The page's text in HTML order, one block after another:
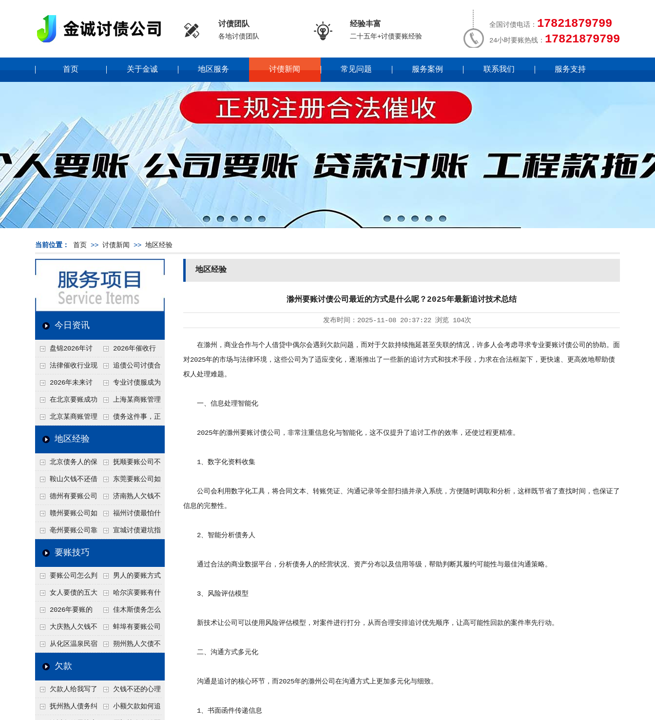
 讨债团队
各地讨债团队  经验丰富
二十五年+讨债要账经验
全国讨债电话： 17821879799
24小时要账热线： 17821879799
首页 关于金诚 地区服务 讨债新闻 常见问题 服务案例 联系我们 服务支持
当前位置： 首页 >> 讨债新闻 >> 地区经验
今日资讯
盘锦2026年讨
债新趋势
2026年催收行
业发展现状、竞争格
局及未来趋势分析
法律催收行业现
状、合规痛点与未来
发展趋势深度解析
追债公司讨债合
法方法总结
2026年未来讨
债要账公司发展趋势
专业讨债服成为
2026年的发展趋势
在北京要账成功
率高吗？未来追账公
司发展趋势引发行业
上海某商账管理
机构聚焦合规服务
北京某商账管理
服务机构持续提升合
力企业化解应收账款
难题
债务这件事，正
地区经验
北京债务人的保
证人能不能找？担保
人的连带责任怎么追
抚顺要账公司不
敢透漏的追回方法是
什么？
鞍山欠钱不还借
口太多？2026年这3
句反问话术，直接把
他后路堵死
东莞要账公司如
何有效要账讨债？20
26年合法追债经验总
结！
德州有要账公司
吗？如何合法讨债才
不沾风险？
济南熟人欠钱不
还？
赣州要账公司如
何有效讨债？合法追
债四步秘籍
福州讨债最怕什
么？2026年这两个关
亳州要账公司靠
谱吗？合法讨债四步
宣城讨债避坑指
回！
要账技巧
要账公司怎么判
断这个案子能不能
接？接案评估的标准
男人的要账方式
是什么呢？
女人要债的五大
绝招,轻松搞定
哈尔滨要账有什
么合法手段？2026年
最新追账方式总结！
2026年要账的
七个小方法
佳木斯债务怎么
追回呢？2026年成功
要账就用这2招
大庆熟人欠钱不
还躲猫猫？2026年这
个“诉前调解”成功率
蚌埠有要账公司
吗？2026年这3个方
从化区温泉民宿
老板借钱不还？2026
施压，立马主动结清
朔州熟人欠债不
死账变活
欠款
欠款人给我写了
还款计划书有用吗？
欠钱不还的心理
是什么？读懂欠款人
抚州熟人债务纠 小额欠款如何追
地区经验
滁州要账讨债公司最近的方式是什么呢？2025年最新追讨技术总结
发布时间： 2025-11-08 20:37:22 浏览 104次
在滁州，商业合作与个人借贷中偶尔会遇到欠款问题，而对于欠款持续拖延甚至失联的情况，许多人会考虑寻求专业要账讨债公司 的协助。面
对2025年的市场与法律环境，这些公司为了适应变化，逐渐推出了一些新的追讨方式和技术手段，力求在合法框架下，更快速、更高效地帮助债
权人处理难题。
一、信息处理智能化
2025年的滁州要账讨债公司，非常注重信息化与智能化，这不仅提升了追讨工作的效率，还使过程更精准。
1、数字化资料收集
公司会利用数字化工具，将合同文本、转账凭证、沟通记录等全部扫描并录入系统，方便随时调取和分析，这样既节省了查找时间，也保证了
信息的完整性。
2、智能分析债务人
通过合法的商业数据平台，分析债务人的经营状况、资产分布以及信用等级，帮助判断其履约可能性与最佳沟通策略。
3、风险评估模型
新技术让公司可以使用风险评估模型，对案件进行打分，从而合理安排追讨优先顺序，让高可能性回款的案件率先行动。
二、沟通方式多元化
沟通是追讨的核心环节，而2025年的滁州公司在沟通方式上更加多元化与细致。
1、书面函件传递信息